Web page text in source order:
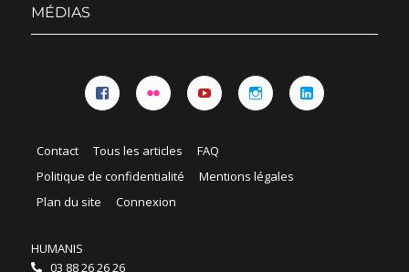
MÉDIAS
Contact Tous les articles
FAQ
Politique de confidentialité
Mentions légales
Plan du site
Connexion
HUMANIS
03 88 26 26 26